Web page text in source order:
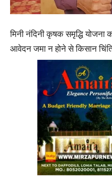
मिनी नंदिनी कृषक समृद्धि योजना
आवेदन जमा न होने से किसान